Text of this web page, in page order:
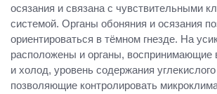
осязания и связана с чувствительными
системой. Органы обоняния и осязания
ориентироваться в тёмном гнезде. На
расположены и органы, воспринимающие
и холод, уровень содержания углекислого
позволяющие контролировать